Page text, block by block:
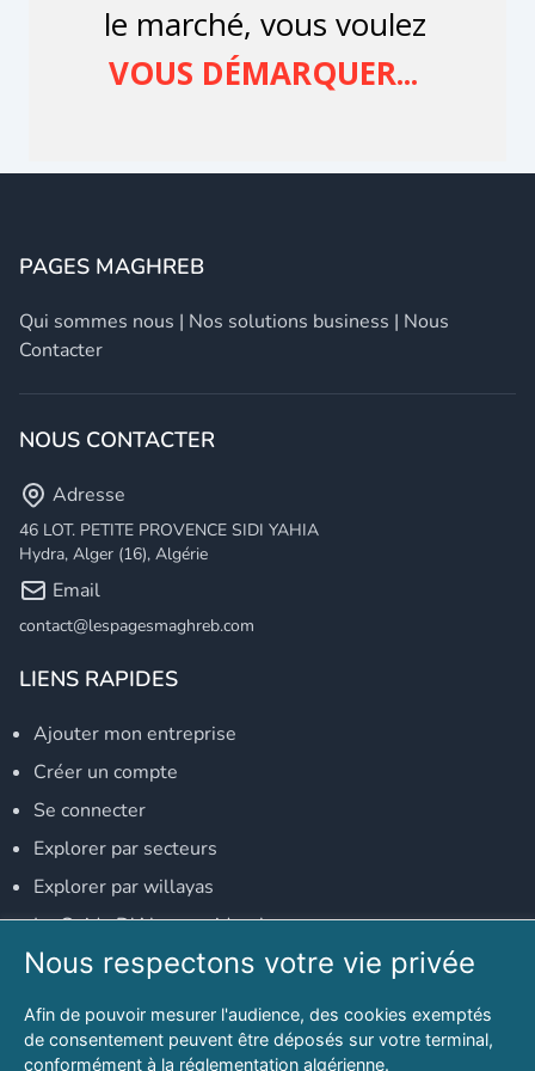
PAGES MAGHREB
Qui sommes nous | Nos solutions business | Nous
Contacter
NOUS CONTACTER
Adresse
46 LOT. PETITE PROVENCE SIDI YAHIA
Hydra, Alger (16), Algérie
Email
contact@lespagesmaghreb.com
LIENS RAPIDES
Ajouter mon entreprise
Créer un compte
Se connecter
Explorer par secteurs
Explorer par willayas
Le Guide D'Alger, guide-alger.com
NOS RÉSEAUX SOCIAUX
Notre page Facebook
Nous respectons votre vie privée
Afin de pouvoir mesurer l'audience, des cookies exemptés
de consentement peuvent être déposés sur votre terminal,
conformément à la réglementation algérienne.